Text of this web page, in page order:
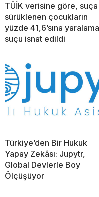
TÜİK verisine göre, suça
sürüklenen çocukların
yüzde 41,6’sına yaralama
suçu isnat edildi
Türkiye’den Bir Hukuk
Yapay Zekâsı: Jupytr,
Global Devlerle Boy
Ölçüşüyor